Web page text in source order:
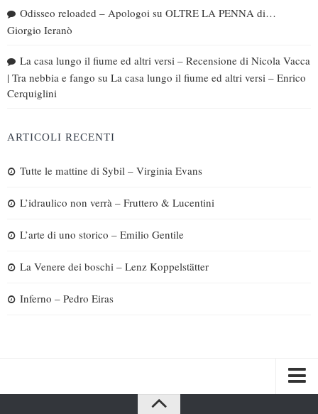
Odisseo reloaded – Apologoi su OLTRE LA PENNA di…
Giorgio Ieranò
La casa lungo il fiume ed altri versi – Recensione di Nicola Vacca
| Tra nebbia e fango su La casa lungo il fiume ed altri versi – Enrico
Cerquiglini
ARTICOLI RECENTI
Tutte le mattine di Sybil – Virginia Evans
L’idraulico non verrà – Fruttero & Lucentini
L’arte di uno storico – Emilio Gentile
La Venere dei boschi – Lenz Koppelstätter
Inferno – Pedro Eiras